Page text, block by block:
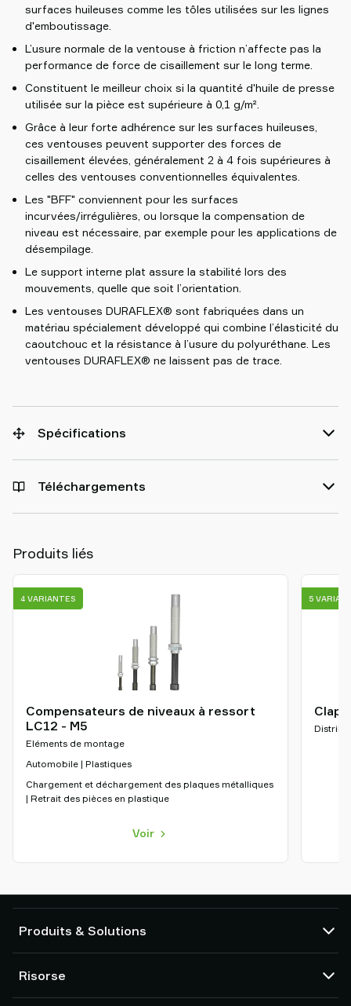
surfaces huileuses comme les tôles utilisées sur les lignes
d'emboutissage.
L’usure normale de la ventouse à friction n’affecte pas la
performance de force de cisaillement sur le long terme.
Constituent le meilleur choix si la quantité d'huile de presse
utilisée sur la pièce est supérieure à 0,1 g/m².
Grâce à leur forte adhérence sur les surfaces huileuses,
ces ventouses peuvent supporter des forces de
cisaillement élevées, généralement 2 à 4 fois supérieures à
celles des ventouses conventionnelles équivalentes.
Les "BFF" conviennent pour les surfaces
incurvées/irrégulières, ou lorsque la compensation de
niveau est nécessaire, par exemple pour les applications de
désempilage.
Le support interne plat assure la stabilité lors des
mouvements, quelle que soit l’orientation.
Les ventouses DURAFLEX® sont fabriquées dans un
matériau spécialement développé qui combine l’élasticité du
caoutchouc et la résistance à l’usure du polyuréthane. Les
ventouses DURAFLEX® ne laissent pas de trace.
Spécifications
Téléchargements
Produits liés
Compensateurs de niveaux à ressort
LC12 - M5
Eléments de montage
Automobile | Plastiques
Chargement et déchargement des plaques métalliques
| Retrait des pièces en plastique
Voir
4 VARIANTES 5
Produits & Solutions
Ventouses et préhenseurs souples
Composants de main de préhension robotisée (EOAT)
Risorse